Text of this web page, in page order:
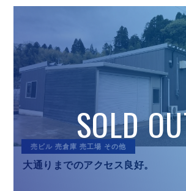
売ビル 売倉庫 売工場 その他
大通りまでのアクセス良好。